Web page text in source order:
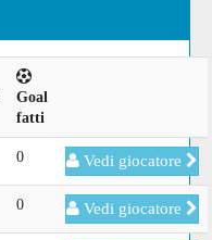
Goal
fatti
0 Vedi giocatore
0 Vedi giocatore